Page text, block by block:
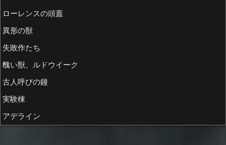
ローレンスの頭蓋
異形の獣
失敗作たち
醜い獣、ルドウイーク
古人呼びの鐘
実験棟
アデライン